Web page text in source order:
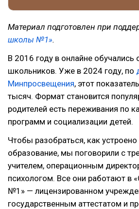
Материал подготовлен при
школы №1».
В 2016 году в онлайне обучались
школьников. Уже в 2024 году, по
Минпросвещения, этот
тысяч. Формат становится
родителей есть переживания по
программ и социализации детей.
Чтобы разобраться, как устроено
образование, мы поговорили с
учителем, операционным
психологом. Все они работают в
№1» — лицензированном
государственным аттестатом и